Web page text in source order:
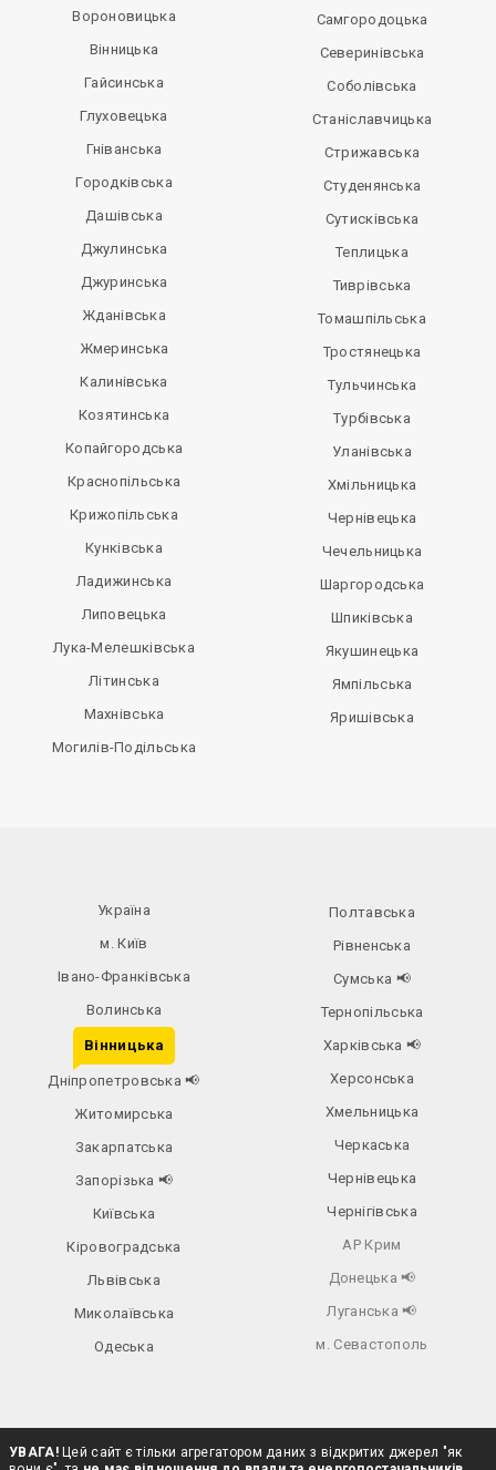
Вороновицька
Вінницька
Гайсинська
Глуховецька
Гніванська
Городківська
Дашівська
Джулинська
Джуринська
Жданівська
Жмеринська
Калинівська
Козятинська
Копайгородська
Краснопільська
Крижопільська
Кунківська
Ладижинська
Липовецька
Лука-Мелешківська
Літинська
Махнівська
Могилів-Подільська
Самгородоцька
Северинівська
Соболівська
Станіславчицька
Стрижавська
Студенянська
Сутисківська
Теплицька
Тиврівська
Томашпільська
Тростянецька
Тульчинська
Турбівська
Уланівська
Хмільницька
Чернівецька
Чечельницька
Шаргородська
Шпиківська
Якушинецька
Ямпільська
Яришівська
Україна
м. Київ
Івано-Франківська
Волинська
Вінницька
Дніпропетровська📢
Житомирська
Закарпатська
Запорізька 📢
Київська
Кіровоградська
Львівська
Миколаївська
Одеська
Полтавська
Рівненська
Сумська 📢
Тернопільська
Харківська 📢
Херсонська
Хмельницька
Черкаська
Чернівецька
Чернігівська
АР Крим
Донецька 📢
Луганська 📢
м. Севастополь
УВАГА!Цей сайт є тільки агрегатором даних з відкритих джерел "як